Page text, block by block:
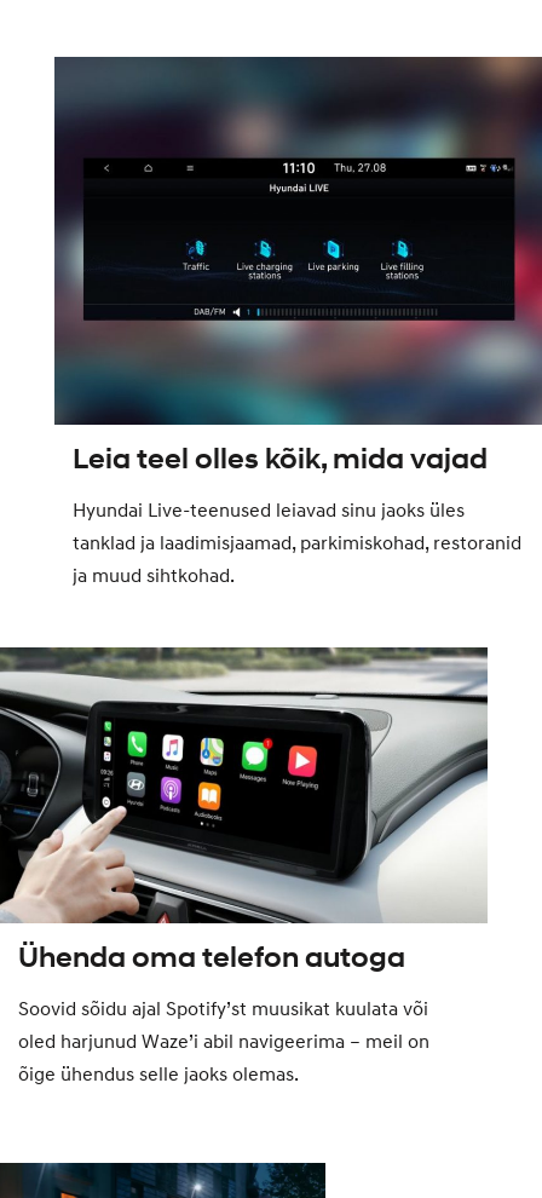
Leia teel olles kõik, mida vajad
Hyundai Live-teenused leiavad sinu jaoks üles
tanklad ja laadimisjaamad, parkimiskohad, restoranid
ja muud sihtkohad.
Ühenda oma telefon autoga
Soovid sõidu ajal Spotify’st muusikat kuulata või
oled harjunud Waze’i abil navigeerima – meil on
õige ühendus selle jaoks olemas.